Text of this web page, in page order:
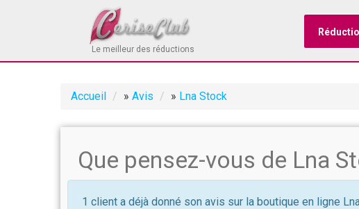
Le meilleur des réductions
Accueil » Avis » Lna Stock
Que pensez-vous de Lna
1 client a déjà donné son avis sur la boutique en ligne